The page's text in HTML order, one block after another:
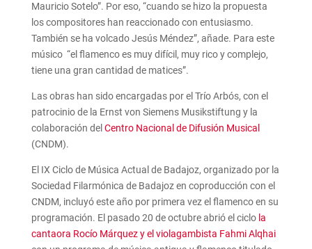
Mauricio Sotelo”. Por eso, “cuando se hizo la propuesta
los compositores han reaccionado con entusiasmo.
También se ha volcado Jesús Méndez”, añade. Para este
músico “el flamenco es muy difícil, muy rico y complejo,
tiene una gran cantidad de matices”.
Las obras han sido encargadas por el Trío Arbós, con el
patrocinio de la Ernst von Siemens Musikstiftung y la
colaboración del Centro Nacional de Difusión Musical
(CNDM).
El IX Ciclo de Música Actual de Badajoz, organizado por la
Sociedad Filarmónica de Badajoz en coproducción con el
CNDM, incluyó este año por primera vez el flamenco en su
programación. El pasado 20 de octubre abrió el ciclo la
cantaora Rocío Márquez y el violagambista Fahmi Alqhai